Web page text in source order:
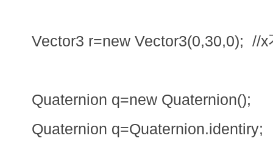
Vector3 r=new Vector3(0,30,0); //
Quaternion q=new Quaternion();
Quaternion